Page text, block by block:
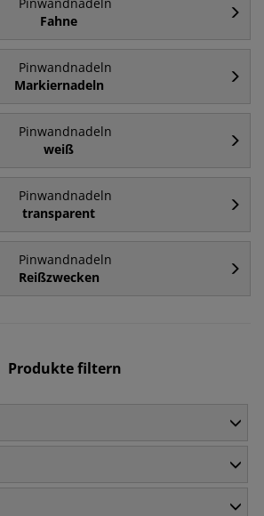
Fahne
Pinwandnadeln
Markiernadeln
Pinwandnadeln
weiß
Pinwandnadeln
transparent
Pinwandnadeln
Reißzwecken
Produkte filtern